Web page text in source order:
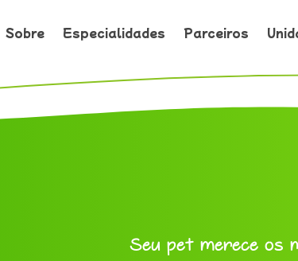
Sobre Especialidades Parceiros
Sobre Especialidades Parceiros
Seu pet merece os